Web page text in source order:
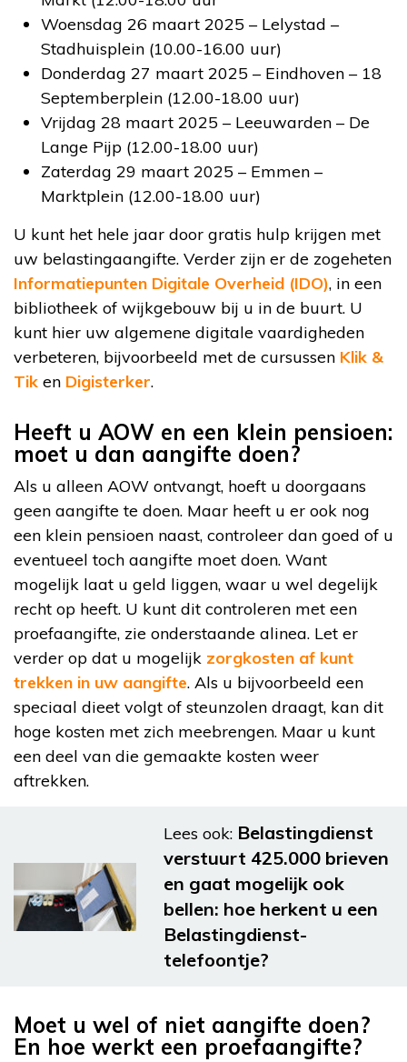
Woensdag 26 maart 2025 – Lelystad –
Stadhuisplein (10.00-16.00 uur)
Donderdag 27 maart 2025 – Eindhoven – 18
Septemberplein (12.00-18.00 uur)
Vrijdag 28 maart 2025 – Leeuwarden – De
Lange Pijp (12.00-18.00 uur)
Zaterdag 29 maart 2025 – Emmen –
Marktplein (12.00-18.00 uur)
U kunt het hele jaar door gratis hulp krijgen met
uw belastingaangifte. Verder zijn er de zogeheten
Informatiepunten Digitale Overheid (IDO), in een
bibliotheek of wijkgebouw bij u in de buurt. U
kunt hier uw algemene digitale vaardigheden
verbeteren, bijvoorbeeld met de cursussen Klik &
Tik en Digisterker.
Heeft u AOW en een klein pensioen:
moet u dan aangifte doen?
Als u alleen AOW ontvangt, hoeft u doorgaans
geen aangifte te doen. Maar heeft u er ook nog
een klein pensioen naast, controleer dan goed of u
eventueel toch aangifte moet doen. Want
mogelijk laat u geld liggen, waar u wel degelijk
recht op heeft. U kunt dit controleren met een
proefaangifte, zie onderstaande alinea. Let er
verder op dat u mogelijk zorgkosten af kunt
trekken in uw aangifte. Als u bijvoorbeeld een
speciaal dieet volgt of steunzolen draagt, kan dit
hoge kosten met zich meebrengen. Maar u kunt
een deel van die gemaakte kosten weer
aftrekken.
Lees ook: Belastingdienst
verstuurt 425.000 brieven
en gaat mogelijk ook
bellen: hoe herkent u een
Belastingdienst-
telefoontje?
Moet u wel of niet aangifte doen?
En hoe werkt een proefaangifte?